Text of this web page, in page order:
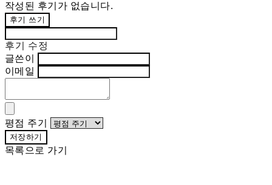
작성된 후기가 없습니다.
후기 쓰기
후기 수정
글쓴이
이메일
평점 주기
저장하기
목록으로 가기